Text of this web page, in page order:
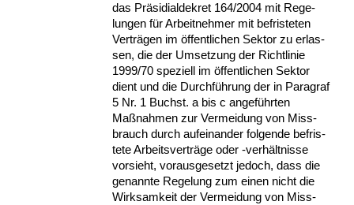
das Präsi­di­al­de­kret 164/2004 mit Re­ge­
lun­gen für Ar­beit­neh­mer mit be­fris­te­ten
Verträgen im öffent­li­chen Sek­tor zu er­las­
sen, die der Um­set­zung der Richt­li­nie
1999/70 spe­zi­ell im öffent­li­chen Sek­tor
dient und die Durchführung der in Pa­ra­graf
5 Nr. 1 Buchst. a bis c an­geführ­ten
Maßnah­men zur Ver­mei­dung von Miss­
brauch durch auf­ein­an­der fol­gen­de be­fris­
te­te Ar­beits­verträge oder -verhält­nis­se
vor­sieht, vor­aus­ge­setzt je­doch, dass die
ge­nann­te Re­ge­lung zum ei­nen nicht die
Wirk­sam­keit der Ver­mei­dung von Miss­